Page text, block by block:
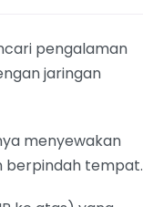
pengalaman
jaringan
menyewakan
berpindah tempat.